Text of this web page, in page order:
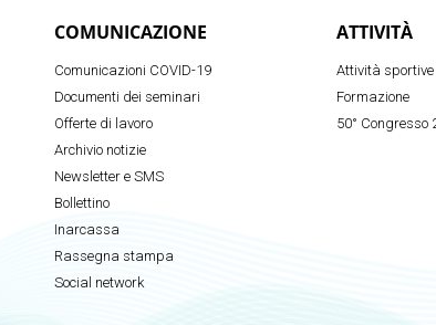
COMUNICAZIONE
Comunicazioni COVID-19
Documenti dei seminari
Offerte di lavoro
Archivio notizie
Newsletter e SMS
Bollettino
Inarcassa
Rassegna stampa
Social network
ATTIVITÀ
Attività sportive
Formazione
50° Congresso